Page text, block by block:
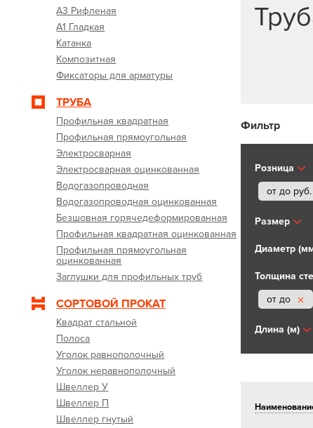
А3 Рифленая
А1 Гладкая
Катанка
Композитная
Фиксаторы для арматуры
ТРУБА
Профильная квадратная
Профильная прямоугольная
Электросварная
Электросварная оцинкованная
Водогазопроводная
Водогазопроводная оцинкованная
Безшовная горячедеформированная
Профильная квадратная оцинкованная
Профильная прямоугольная
оцинкованная
Заглушки для профильных труб
СОРТОВОЙ ПРОКАТ
Квадрат стальной
Полоса
Уголок равнополочный
Уголок неравнополочный
Швеллер У
Швеллер П
Швеллер гнутый
Фильтр
Розница
от до руб.
Размер
Диаметр
Толщина
от до
Длина (м)